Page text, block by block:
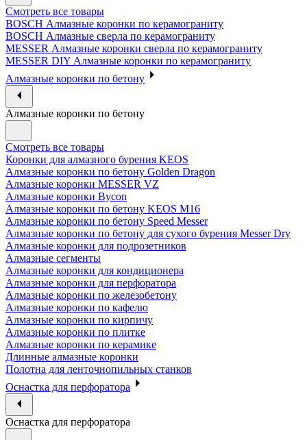
Смотреть все товары
BOSCH Алмазные коронки по керамограниту
BOSCH Алмазные сверла по керамограниту
MESSER Алмазные коронки сверла по керамограниту
MESSER DIY Алмазные коронки по керамограниту
Алмазные коронки по бетону
Алмазные коронки по бетону
Смотреть все товары
Коронки для алмазного бурения KEOS
Алмазные коронки по бетону Golden Dragon
Алмазные коронки MESSER VZ
Алмазные коронки Bycon
Алмазные коронки по бетону KEOS M16
Алмазные коронки по бетону Speed Messer
Алмазные коронки по бетону для сухого бурения Messer Dry
Алмазные коронки для подрозетников
Алмазные сегменты
Алмазные коронки для кондиционера
Алмазные коронки для перфоратора
Алмазные коронки по железобетону
Алмазные коронки по кафелю
Алмазные коронки по кирпичу
Алмазные коронки по плитке
Алмазные коронки по керамике
Длинные алмазные коронки
Полотна для ленточнопильных станков
Оснастка для перфоратора
Оснастка для перфоратора